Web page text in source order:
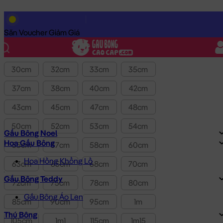
Săn Voucher Giảm Giá
Gấu Bông Noel
Hoa Gấu Bông
Hoa Hồng Khổng Lồ
Gấu Bông Teddy
Gấu Bông Áo Len
Thú Bông
Lọc theo Giá SP:
Giá
Kích thước
30cm 32cm 33cm
35cm
37cm
38cm 40cm
42cm
43cm
45cm 47cm
48cm
50cm
52cm 53cm
54cm
55cm
57cm 58cm
60cm
63cm
65cm 68cm
70cm
72cm
75cm 78cm
80cm
85cm
90cm 95cm
1m
105cm
1m1 115cm
1m15